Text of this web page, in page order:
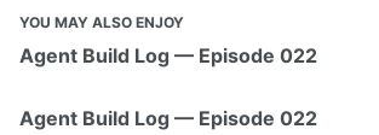
YOU MAY ALSO ENJOY
Agent Build Log — Episode 022
Agent Build Log — Episode 022